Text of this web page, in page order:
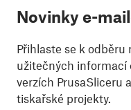
Novinky e-
Přihlaste se k odběru
užitečných informací
verzích PrusaSliceru
tiskařské projekty.